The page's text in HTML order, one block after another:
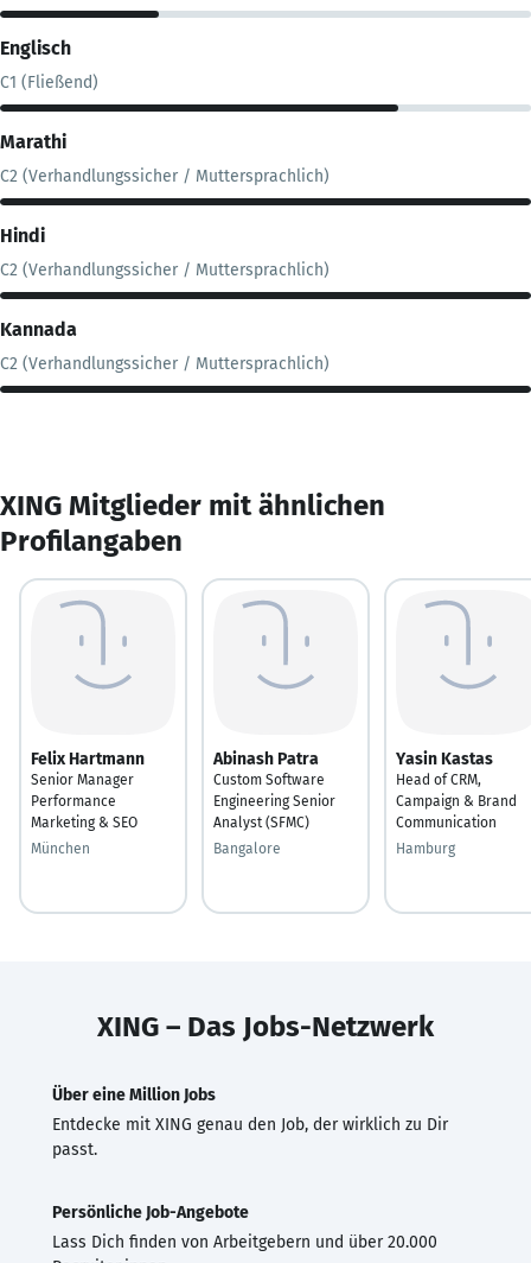
Englisch
C1 (Fließend)
Marathi
C2 (Verhandlungssicher / Muttersprachlich)
Hindi
C2 (Verhandlungssicher / Muttersprachlich)
Kannada
C2 (Verhandlungssicher / Muttersprachlich)
XING Mitglieder mit ähnlichen
Profilangaben
Felix Hartmann
Senior Manager
Performance
Marketing & SEO
München
Abinash Patra
Custom Software
Engineering Senior
Analyst (SFMC)
Bangalore
Yasin Kastas
Head of CRM,
Campaign & Brand
Communication
Hamburg
XING – Das Jobs-Netzwerk
Über eine Million Jobs
Entdecke mit XING genau den Job, der wirklich zu Dir
passt.
Persönliche Job-Angebote
Lass Dich finden von Arbeitgebern und über 20.000